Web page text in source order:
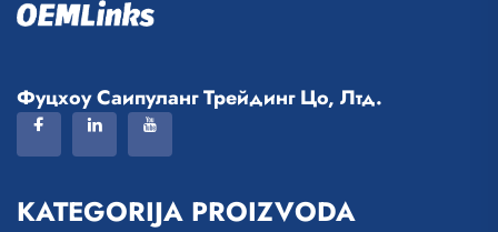
Фуцхоу Саипуланг Трейдинг Цо, Лтд.
KATEGORIJA PROIZVODA